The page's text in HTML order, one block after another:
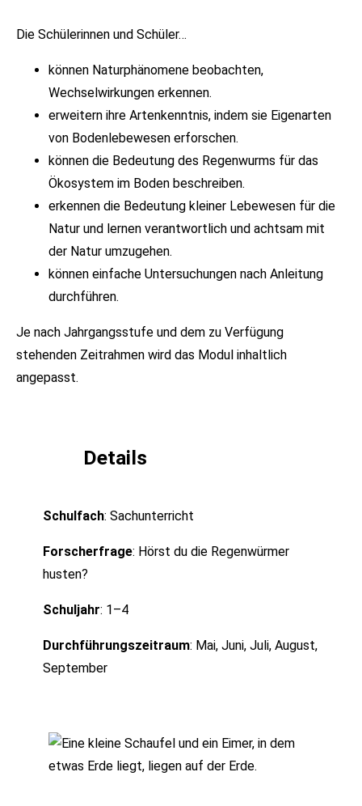
Die Schülerinnen und Schüler…
können Naturphänomene beobachten,
Wechselwirkungen erkennen.
erweitern ihre Artenkenntnis, indem sie Eigenarten
von Bodenlebewesen erforschen.
können die Bedeutung des Regenwurms für das
Ökosystem im Boden beschreiben.
erkennen die Bedeutung kleiner Lebewesen für die
Natur und lernen verantwortlich und achtsam mit
der Natur umzugehen.
können einfache Untersuchungen nach Anleitung
durchführen.
Je nach Jahrgangsstufe und dem zu Verfügung
stehenden Zeitrahmen wird das Modul inhaltlich
angepasst.
Details
Schulfach: Sachunterricht
Forscherfrage: Hörst du die Regenwürmer
husten?
Schuljahr: 1–4
Durchführungszeitraum: Mai, Juni, Juli, August,
September